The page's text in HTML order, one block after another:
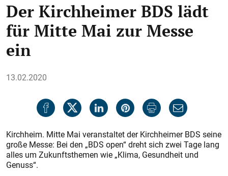
Der Kirchheimer BDS lädt
für Mitte Mai zur Messe
ein
13.02.2020
Kirchheim. Mitte Mai veranstaltet der Kirchheimer BDS seine
große Messe: Bei den „BDS open“ dreht sich zwei Tage lang
alles um Zukunftsthemen wie „Klima, Gesundheit und
Genuss“.